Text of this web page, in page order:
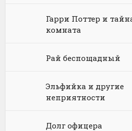
Гарри Поттер и
комната
Рай беспощадный
Эльфийка и другие
неприятности
Долг офицера